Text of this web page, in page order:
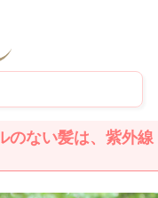
のない髪は、紫外線